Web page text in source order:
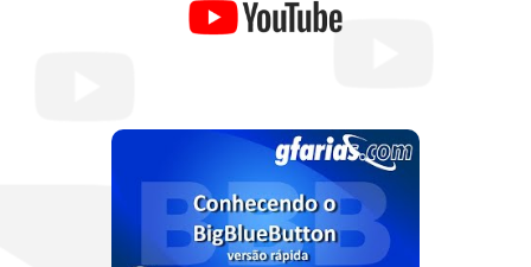
Conhecendo o BBB
clique para assistir